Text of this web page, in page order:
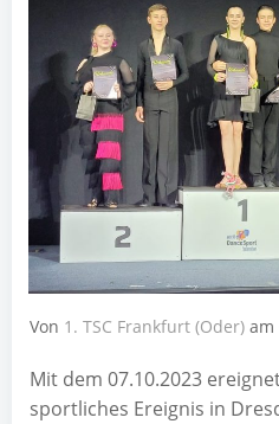
Von 1. TSC Frankfurt (Oder) am
Mit dem 07.10.2023
sport­li­ches Ereig­nis in